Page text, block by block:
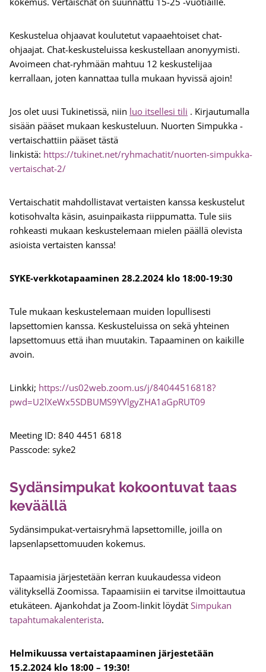
Keskustelua ohjaavat koulutetut vapaaehtoiset chat-
ohjaajat. Chat-keskusteluissa keskustellaan anonyymisti.
Avoimeen chat-ryhmään mahtuu 12 keskustelijaa
kerrallaan, joten kannattaa tulla mukaan hyvissä ajoin!
Jos olet uusi Tukinetissä, niin luo itsellesi tili . Kirjautumalla
sisään pääset mukaan keskusteluun. Nuorten Simpukka -
vertaischattiin pääset tästä
linkistä: https://tukinet.net/ryhmachatit/nuorten-simpukka-
vertaischat-2/
Vertaischatit mahdollistavat vertaisten kanssa keskustelut
kotisohvalta käsin, asuinpaikasta riippumatta. Tule siis
rohkeasti mukaan keskustelemaan mielen päällä olevista
asioista vertaisten kanssa!
SYKE-verkkotapaaminen 28.2.2024 klo 18:00-19:30
Tule mukaan keskustelemaan muiden lopullisesti
lapsettomien kanssa. Keskusteluissa on sekä yhteinen
lapsettomuus että ihan muutakin. Tapaaminen on kaikille
avoin.
Linkki; https://us02web.zoom.us/j/84044516818?
pwd=U2lXeWx5SDBUMS9YVlgyZHA1aGpRUT09
Meeting ID: 840 4451 6818
Passcode: syke2
Sydänsimpukat kokoontuvat taas
keväällä
Sydänsimpukat-vertaisryhmä lapsettomille, joilla on
lapsenlapsettomuuden kokemus.
Tapaamisia järjestetään kerran kuukaudessa videon
välityksellä Zoomissa. Tapaamisiin ei tarvitse ilmoittautua
etukäteen. Ajankohdat ja Zoom-linkit löydät Simpukan
tapahtumakalenterista.
Helmikuussa vertaistapaaminen järjestetään
15.2.2024 klo 18:00 – 19:30!